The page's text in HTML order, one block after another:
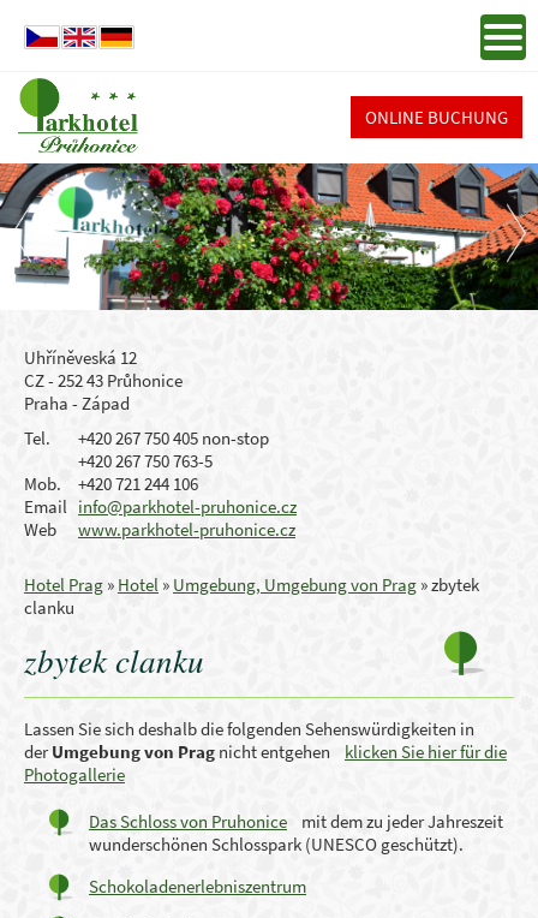
ONLINE BUCHUNG
Uhříněveská 12
CZ - 252 43 Průhonice
Praha - Západ
Tel.
+420 267 750 405 non-stop
+420 267 750 763-5
Mob.
+420 721 244 106
Email info@parkhotel-pruhonice.cz
Web
www.parkhotel-pruhonice.cz
Hotel Prag » Hotel » Umgebung, Umgebung von Prag »zbytek
clanku
zbytek clanku
Lassen Sie sich deshalb die folgenden Sehenswürdigkeiten in
derUmgebungvon Prag nicht entgehen klicken Sie hier für die
Photogallerie
Das Schloss von Pruhonice mit dem zu jeder Jahreszeit
wunderschönen Schlosspark (UNESCO geschützt).
Schokoladenerlebniszentrum